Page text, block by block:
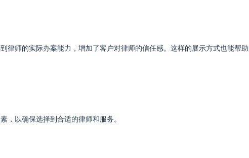
律师的实际办案能力，增加了客户对律师的信任感。这样的展示方式也能帮
，以确保选择到合适的律师和服务。